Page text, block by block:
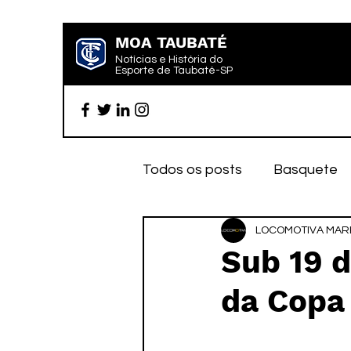
MOA TAUBATÉ
Notícias e História do
Esporte de Taubaté-SP
Todos os posts Basquete
Futebol profissional
Categoria de base
Sub 19
da
LOCOMOTIVA